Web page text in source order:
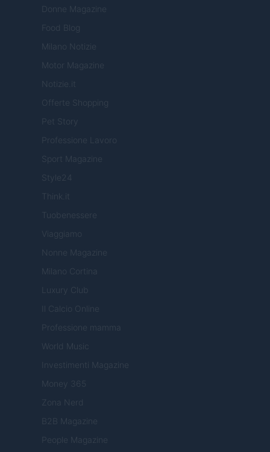
Donne Magazine
Food Blog
Milano Notizie
Motor Magazine
Notizie.it
Offerte Shopping
Pet Story
Professione Lavoro
Sport Magazine
Style24
Think.it
Tuobenessere
Viaggiamo
Nonne Magazine
Milano Cortina
Luxury Club
Il Calcio Online
Professione mamma
World Music
Investimenti Magazine
Money 365
Zona Nerd
B2B Magazine
People Magazine